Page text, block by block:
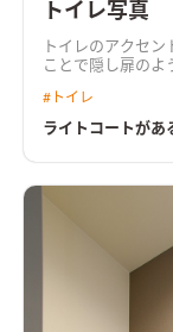
トイレ写真
トイレのアクセ
ことで隠し扉のよ
トロールしながら明
なモダンな外観に
中庭とつながる
生活できる。キ
し、ナチュラルテ
くリビングテレ
ことで、高級感
# トイレ
ライトコートがあ